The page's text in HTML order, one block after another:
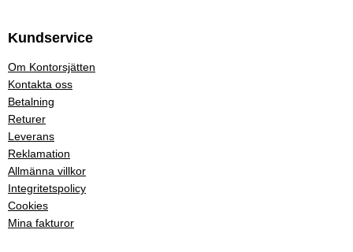
Kundservice
Om Kontorsjätten
Kontakta oss
Betalning
Returer
Leverans
Reklamation
Allmänna villkor
Integritetspolicy
Cookies
Mina fakturor